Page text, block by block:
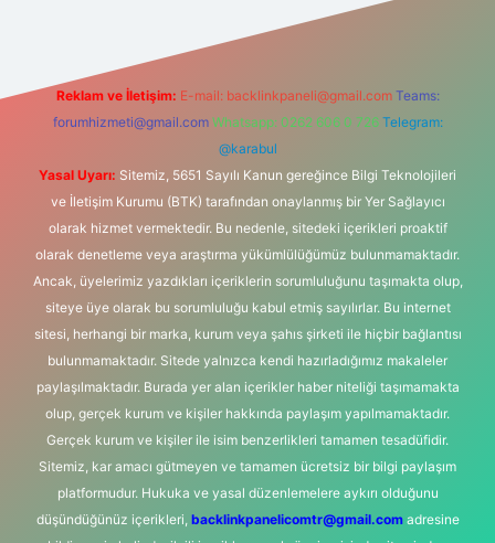
Reklam ve İletişim: E-mail: backlinkpaneli@gmail.com Teams:
forumhizmeti@gmail.com Whatsapp: 0262 606 0 726 Telegram:
@karabul
Yasal Uyarı: Sitemiz, 5651 Sayılı Kanun gereğince Bilgi Teknolojileri
ve İletişim Kurumu (BTK) tarafından onaylanmış bir Yer Sağlayıcı
olarak hizmet vermektedir. Bu nedenle, sitedeki içerikleri proaktif
olarak denetleme veya araştırma yükümlülüğümüz bulunmamaktadır.
Ancak, üyelerimiz yazdıkları içeriklerin sorumluluğunu taşımakta olup,
siteye üye olarak bu sorumluluğu kabul etmiş sayılırlar. Bu internet
sitesi, herhangi bir marka, kurum veya şahıs şirketi ile hiçbir bağlantısı
bulunmamaktadır. Sitede yalnızca kendi hazırladığımız makaleler
paylaşılmaktadır. Burada yer alan içerikler haber niteliği taşımamakta
olup, gerçek kurum ve kişiler hakkında paylaşım yapılmamaktadır.
Gerçek kurum ve kişiler ile isim benzerlikleri tamamen tesadüfidir.
Sitemiz, kar amacı gütmeyen ve tamamen ücretsiz bir bilgi paylaşım
platformudur. Hukuka ve yasal düzenlemelere aykırı olduğunu
düşündüğünüz içerikleri, backlinkpanelicomtr@gmail.comadresine